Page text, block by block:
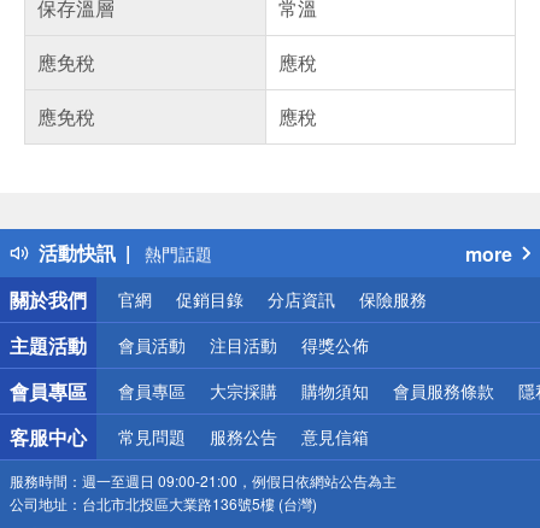
保存溫層
常溫
應免稅
應稅
應免稅
應稅
活動快訊
得獎公告
熱門話題
銀行優惠
偏遠地區配送
詐騙網頁！請小心！
more
關於我們
官網 促銷目錄 分店資訊 保險服務
主題活動 會員活動 注目活動 得獎公佈
會員專區 會員專區 大宗採購 購物須知 會員服務條款 隱
客服中心 常見問題 服務公告 意見信箱
服務時間： 週一至週日 09:00-21:00，例假日依網站公告為主
公司地址： 台北市北投區大業路136號5樓 (台灣)